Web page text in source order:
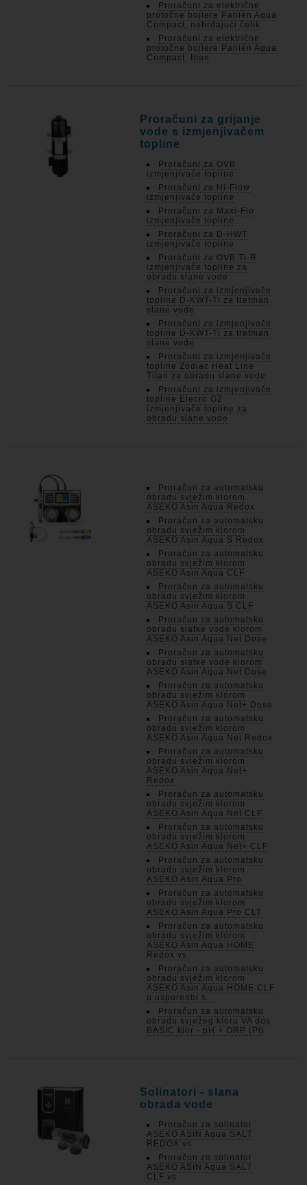
Proračuni za električne
protočne bojlere Pahlén Aqua
Compact, nehrđajući čelik
Proračuni za električne
protočne bojlere Pahlén Aqua
Compact, titan
Proračuni za grijanje
vode s izmjenjivačem
topline
Proračuni za OVB
izmjenjivače topline
Proračuni za Hi-Flow
izmjenjivače topline
Proračuni za Maxi-Flo
izmjenjivače topline
Proračuni za D-HWT
izmjenjivače topline
Proračuni za OVB Ti-R
izmjenjivače topline za
obradu slane vode
Proračuni za izmjenjivače
topline D-KWT-Ti za tretman
slane vode
Proračuni za izmjenjivače
topline D-KWT-Ti za tretman
slane vode
Proračuni za izmjenjivače
topline Zodiac Heat Line
Titan za obradu slane vode
Proračuni za izmjenjivače
topline Elecro G2
izmjenjivače topline za
obradu slane vode
Proračun za automatsku
obradu svježim klorom
ASEKO Asin Aqua Redox
Proračun za automatsku
obradu svježim klorom
ASEKO Asin Aqua S Redox
Proračun za automatsku
obradu svježim klorom
ASEKO Asin Aqua CLF
Proračun za automatsku
obradu svježim klorom
ASEKO Asin Aqua S CLF
Proračun za automatsku
obradu slatke vode klorom
ASEKO Asin Aqua Net Dose
Proračun za automatsku
obradu slatke vode klorom
ASEKO Asin Aqua Net Dose
Proračun za automatsku
obradu svježim klorom
ASEKO Asin Aqua Net+ Dose
Proračun za automatsku
obradu svježim klorom
ASEKO Asin Aqua Net Redox
Proračun za automatsku
obradu svježim klorom
ASEKO Asin Aqua Net+
Redox
Proračun za automatsku
obradu svježim klorom
ASEKO Asin Aqua Net CLF
Proračun za automatsku
obradu svježim klorom
ASEKO Asin Aqua Net+ CLF
Proračun za automatsku
obradu svježim klorom
ASEKO Asin Aqua Pro
Proračun za automatsku
obradu svježim klorom
ASEKO Asin Aqua Pro CLT
Proračun za automatsku
obradu svježim klorom
ASEKO Asin Aqua HOME
Redox vs.
Proračun za automatsku
obradu svježim klorom
ASEKO Asin Aqua HOME CLF
u usporedbi s...
Proračun za automatsku
obradu svježeg klora VA dos
BASIC klor - pH + ORP (Pt)
Solinatori - slana
obrada vode
Proračun za solinator
ASEKO ASIN Aqua SALT
REDOX vs
Proračun za solinator
ASEKO ASIN Aqua SALT
CLF vs